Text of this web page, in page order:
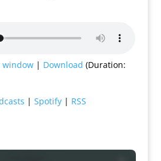
window| Download (Duration:
| Spotify| RSS